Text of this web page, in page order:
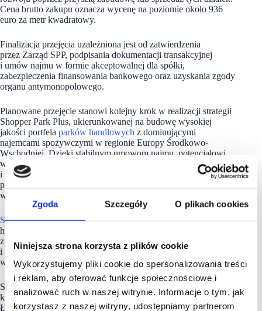
Zgoda Szczegóły O plikach cookies
Niniejsza strona korzysta z plików cookie
Wykorzystujemy pliki cookie do spersonalizowania treści
i reklam, aby oferować funkcje społecznościowe i
analizować ruch w naszej witrynie. Informacje o tym, jak
korzystasz z naszej witryny, udostępniamy partnerom
Cena brutto zakupu oznacza wycenę na poziomie około 936
euro za metr kwadratowy.
Finalizacja przejęcia uzależniona jest od zatwierdzenia
przez Zarząd SPP, podpisania dokumentacji transakcyjnej
i umów najmu w formie akceptowalnej dla spółki,
zabezpieczenia finansowania bankowego oraz uzyskania zgody
organu antymonopolowego.
Planowane przejęcie stanowi kolejny krok w realizacji strategii
Shopper Park Plus, ukierunkowanej na budowę wysokiej
jakości portfela parków handlowych z dominującymi
najemcami spożywczymi w regionie Europy Środkowo-
Wschodniej. Dzięki stabilnym umowom najmu, potencjałowi
wzrostu czynszów, atrakcyjnym kosztom finansowania
i silnemu profilowi ESG, inwestycja ta ma zapewnić
ponadprzeciętne, stabilne i odporne na inflację stopy zwrotu
w nadchodzących latach.
SPPto węgierska spółka działająca na rynku nieruchomości
handlowych, specjalizująca się w parkach handlowych
z kotwicą spożywczą. Jej strategia zakłada budowę
i zarządzanie dużym portfelem obiektów typu retail-park
w regionie Europy Środkowo-Wschodniej (CEE).
Spółka posiada około 22 nieruchomości handlowych w trzech
krajach: około 14 w Węgrzech, 4 w Czechach i 4 na Słowacji.
Łączna powierzchnia najmu brutto (GLA) wynosi około 398